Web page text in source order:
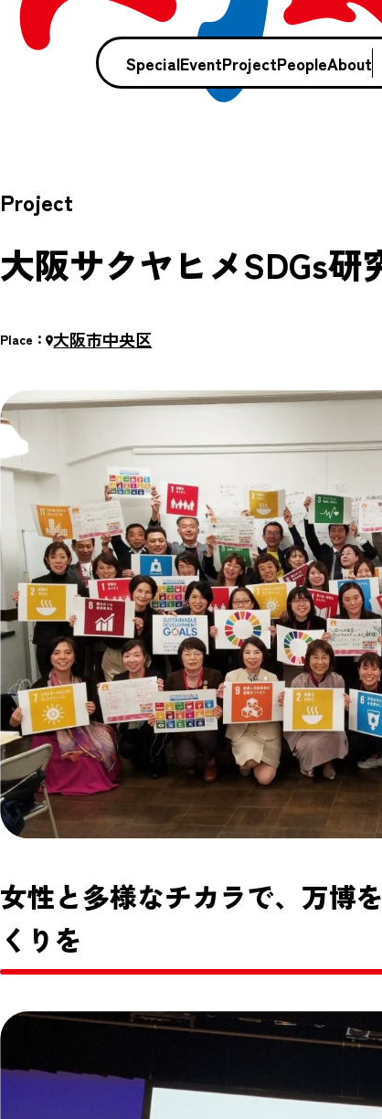
SpecialEventProjectPeopleAbout
Project
大阪サクヤヒメSDGs研
Place： 大阪市中央区
女性と多様なチカラで、万博
くりを